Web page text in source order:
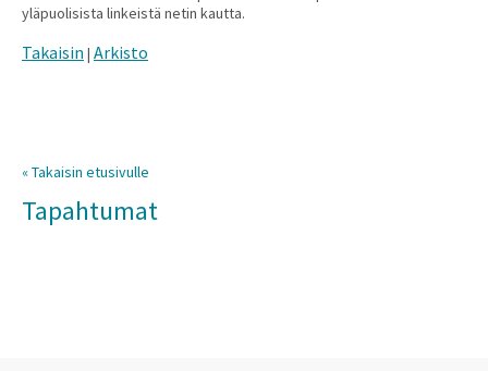
yläpuolisista linkeistä netin kautta.
Takaisin | Arkisto
« Takaisin etusivulle
Tapahtumat